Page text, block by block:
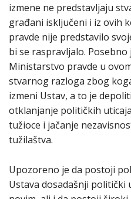
izmene ne predstavljaju
građani isključeni i iz ovih
pravde nije predstavilo
bi se raspravljalo.
Ministarstvo pravde u
stvarnog razloga zbog
izmeni Ustav, a to je
otklanjanje političkih
tužioce i jačanje
tužilaštva.
Upozoreno je da postoji
Ustava dosadašnji politički